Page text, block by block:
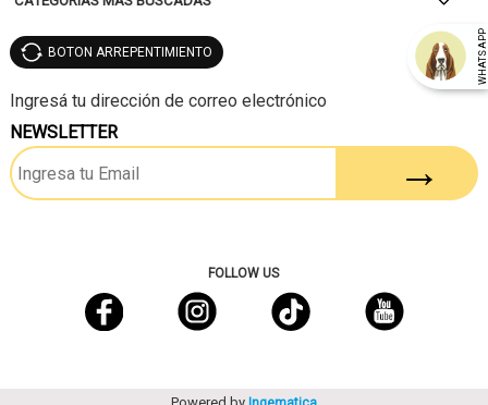
WHATSAPP
BOTON ARREPENTIMIENTO
NEWSLETTER
FOLLOW US